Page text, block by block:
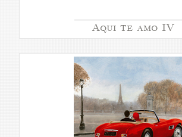
Aqui te amo IV